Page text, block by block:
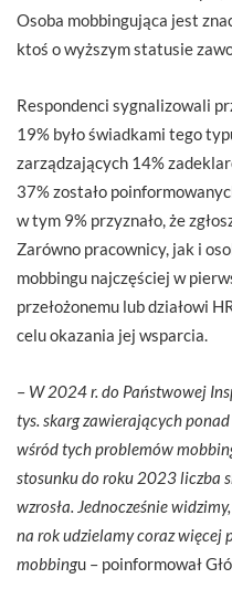
Osoba mobbingująca jest
ktoś o wyższym statusie
Respondenci sygnalizowali
19% było świadkami tego
zarządzających 14%
37% zostało
w tym 9% przyznało, że
Zarówno pracownicy, jak i
mobbingu najczęściej w
przełożonemu lub działowi
celu okazania jej wsparcia.
– W 2024 r. do Państwowej
tys. skarg zawierających
wśród tych problemów
stosunku do roku 2023 liczba
wzrosła. Jednocześnie
na rok udzielamy coraz więcej
mobbingu – poinformował